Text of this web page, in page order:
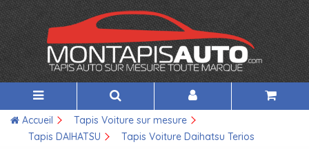
Accueil
Tapis Voiture sur mesure
Tapis DAIHATSU
Tapis Voiture Daihatsu Terios